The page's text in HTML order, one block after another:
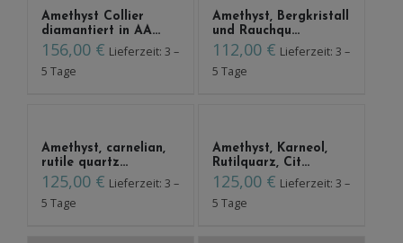
Amethyst Collier
diamantiert in AA...
156,00 € Lieferzeit: 3 –
5 Tage
Amethyst, Bergkristall
und Rauchqu...
112,00 € Lieferzeit: 3 –
5 Tage
Amethyst, carnelian,
rutile quartz...
125,00 € Lieferzeit: 3 –
5 Tage
Amethyst, Karneol,
Rutilquarz, Cit...
125,00 € Lieferzeit: 3 –
5 Tage